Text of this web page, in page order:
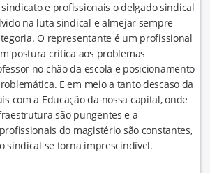
e profissionais o delgado sindical
na luta sindical e almejar sempre
O representante é um profissional
postura crítica aos problemas
no chão da escola e posicionamento
E em meio a tanto descaso da
com a Educação da nossa capital, onde
são pungentes e a
do magistério são constantes,
sindical se torna imprescindível.